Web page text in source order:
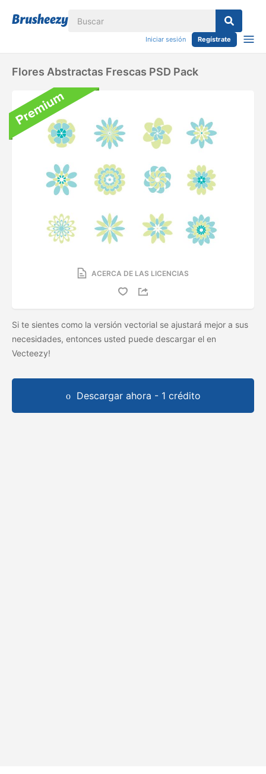
Iniciar sesión Regístrate
Flores Abstractas Frescas PSD Pack
ACERCA DE LAS LICENCIAS
Si te sientes como la versión vectorial se ajustará mejor a sus
necesidades, entonces usted puede descargar el en
Vecteezy!
Descargar ahora - 1 crédito